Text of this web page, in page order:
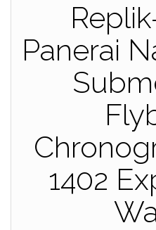
Panerai
1402